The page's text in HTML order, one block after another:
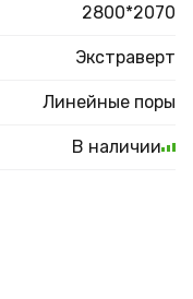
2800*2070
Экстраверт
Линейные поры
В наличии